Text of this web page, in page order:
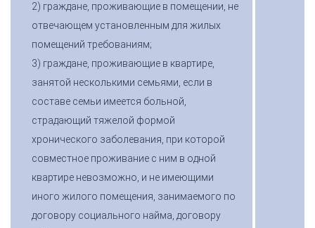
2) граждане, проживающие в помещении, не
отвечающем установленным для жилых
помещений требованиям;
3) граждане, проживающие в квартире,
занятой несколькими семьями, если в
составе семьи имеется больной,
страдающий тяжелой формой
хронического заболевания, при которой
совместное проживание с ним в одной
квартире невозможно, и не имеющими
иного жилого помещения, занимаемого по
договору социального найма, договору